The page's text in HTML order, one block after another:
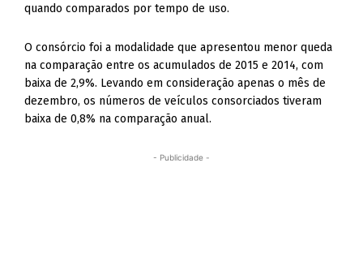
quando comparados por tempo de uso.
O consórcio foi a modalidade que apresentou menor queda
na comparação entre os acumulados de 2015 e 2014, com
baixa de 2,9%. Levando em consideração apenas o mês de
dezembro, os números de veículos consorciados tiveram
baixa de 0,8% na comparação anual.
- Publicidade -